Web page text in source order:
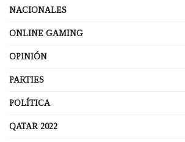
NACIONALES
ONLINE GAMING
OPINIÓN
PARTIES
POLÍTICA
QATAR 2022